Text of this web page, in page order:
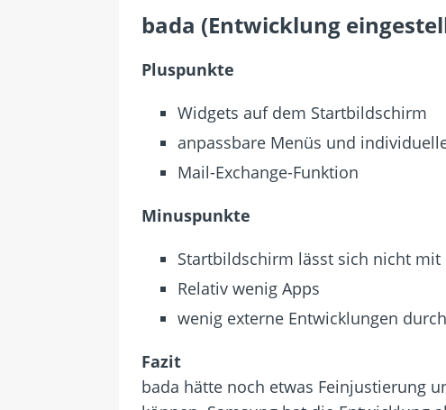
bada (Entwicklung
Pluspunkte
Widgets auf dem Startbildschirm
anpassbare Menüs und
Mail-Exchange-Funktion
Minuspunkte
Startbildschirm lässt sich nicht
Relativ wenig Apps
wenig externe Entwicklungen
Fazit
bada hätte noch etwas Feinjustierung